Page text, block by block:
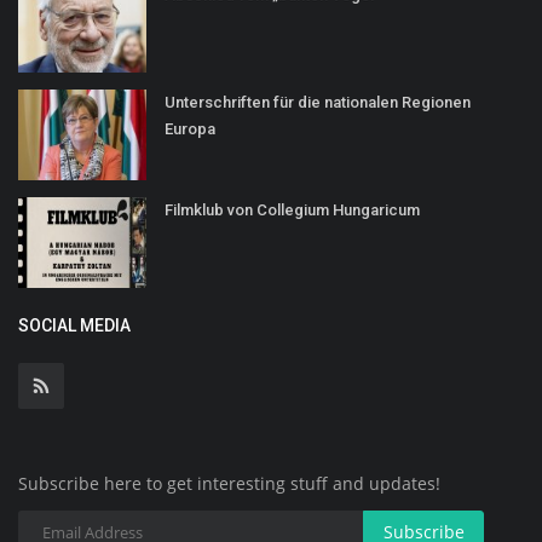
Unterschriften für die nationalen Regionen
Europa
Filmklub von Collegium Hungaricum
SOCIAL MEDIA
Subscribe here to get interesting stuff and updates!
Subscribe